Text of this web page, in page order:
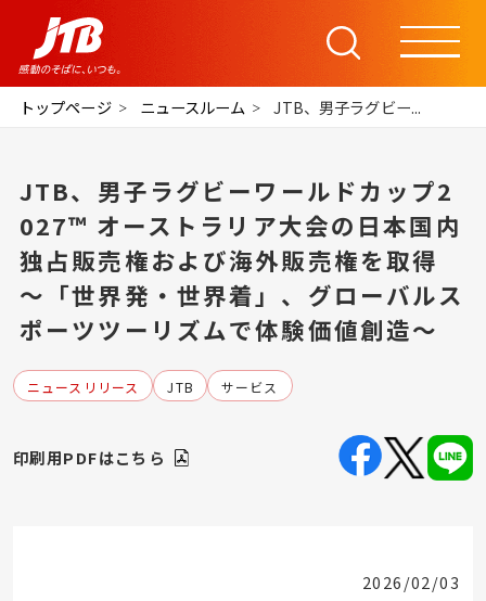
トップページ ニュースルーム JTB、男子ラグビー...
JTB、男子ラグビーワールドカップ2
027™ オーストラリア大会の日本国内
独占販売権および海外販売権を取得
～「世界発・世界着」、グローバルス
ポーツツーリズムで体験価値創造～
ニュースリリース JTB サービス
印刷用PDFはこちら
2026/02/03